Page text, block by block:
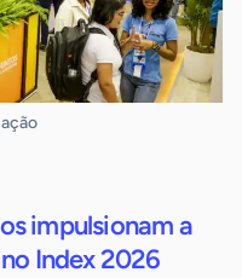
impulsionam a
Index 2026